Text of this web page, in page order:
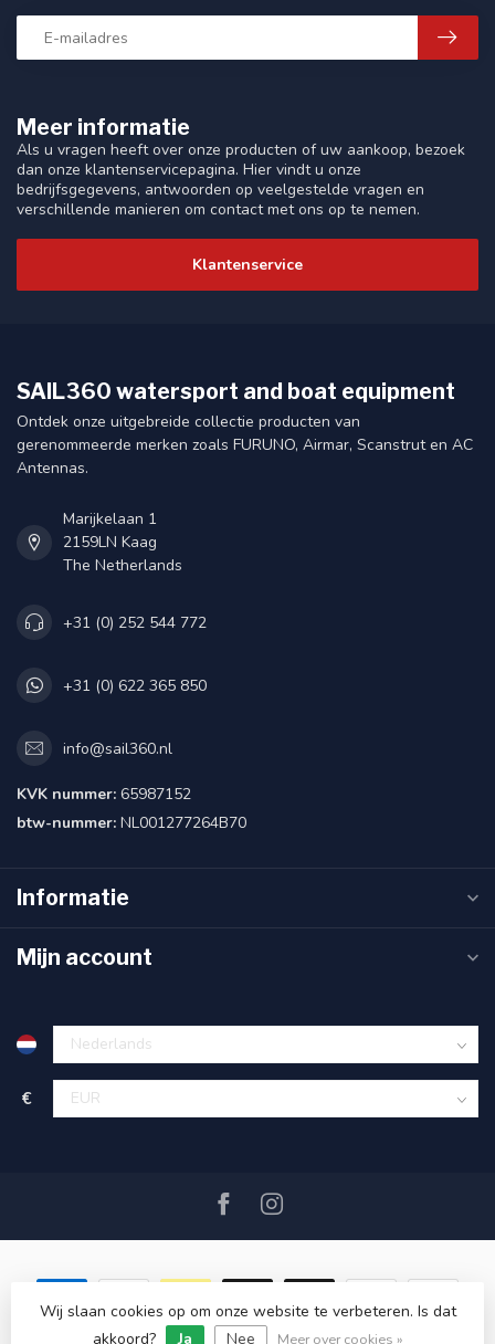
Meer informatie
Als u vragen heeft over onze producten of uw aankoop, bezoek
dan onze klantenservicepagina. Hier vindt u onze
bedrijfsgegevens, antwoorden op veelgestelde vragen en
verschillende manieren om contact met ons op te nemen.
Klantenservice
SAIL360 watersport and boat equipment
Ontdek onze uitgebreide collectie producten van
gerenommeerde merken zoals FURUNO, Airmar, Scanstrut en AC
Antennas.
Marijkelaan 1
2159LN Kaag
The Netherlands
+31 (0) 252 544 772
+31 (0) 622 365 850
info@sail360.nl
KVK nummer: 65987152
btw-nummer: NL001277264B70
Informatie
Mijn account
€
© Copyright 2026 SAIL360 watersport and boat equipment
Wij slaan cookies op om onze website te verbeteren. Is dat
akkoord?
Ja Nee Meer over cookies »